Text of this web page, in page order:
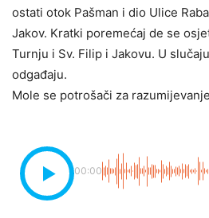
ostati otok Pašman i dio Ulice
Jakov. Kratki poremećaj de se
Turnju i Sv. Filip i Jakovu. U
odgađaju.
Mole se potrošači za
00:00